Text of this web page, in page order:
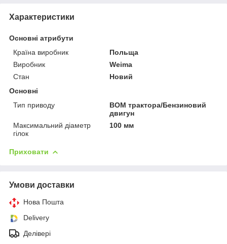
Характеристики
Основні атрибути
Країна виробник
Польща
Виробник
Weima
Стан
Новий
Основні
Тип приводу
BOM трактора/Бензиновий
двигун
Максимальний діаметр
гілок
100 мм
Приховати
Умови доставки
Нова Пошта
Delivery
Делівері